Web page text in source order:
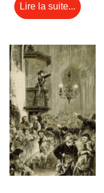
Lire la suite...